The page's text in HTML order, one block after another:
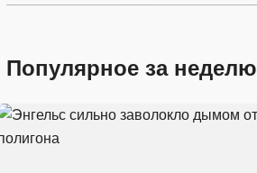
Популярное за неделю